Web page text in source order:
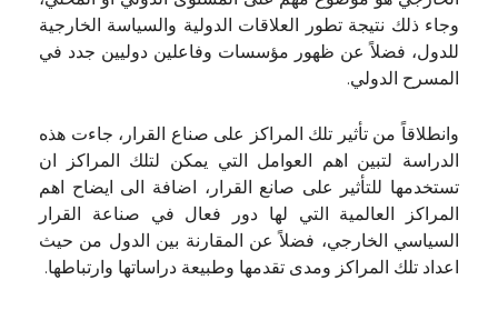
وجاء ذلك نتيجة تطور العلاقات الدولية والسياسة الخارجية
للدول، فضلاً عن ظهور مؤسسات وفاعلين دوليين جدد في
المسرح الدولي.
وانطلاقاً من تأثير تلك المراكز على صناع القرار، جاءت هذه
الدراسة لتبين اهم العوامل التي يمكن لتلك المراكز ان
تستخدمها للتأثير على صانع القرار، اضافة الى ايضاح اهم
المراكز العالمية التي لها دور فعال في صناعة القرار
السياسي الخارجي، فضلاً عن المقارنة بين الدول من حيث
اعداد تلك المراكز ومدى تقدمها وطبيعة دراساتها وارتباطها.